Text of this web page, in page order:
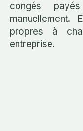
congés
propres à
entreprise.